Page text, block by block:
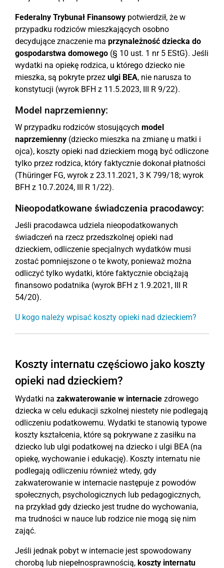
Federalny Trybunał Finansowy potwierdził, że w
przypadku rodziców mieszkających osobno
decydujące znaczenie ma przynależność dziecka do
gospodarstwa domowego (§ 10 ust. 1 nr 5 EStG). Jeśli
wydatki na opiekę rodzica, u którego dziecko nie
mieszka, są pokryte przez ulgi BEA, nie narusza to
konstytucji (wyrok BFH z 11.5.2023, III R 9/22).
Model naprzemienny:
W przypadku rodziców stosujących model
naprzemienny (dziecko mieszka na zmianę u matki i
ojca), koszty opieki nad dzieckiem mogą być odliczone
tylko przez rodzica, który faktycznie dokonał płatności
(Thüringer FG, wyrok z 23.11.2021, 3 K 799/18; wyrok
BFH z 10.7.2024, III R 1/22).
Nieopodatkowane świadczenia pracodawcy:
Jeśli pracodawca udziela nieopodatkowanych
świadczeń na rzecz przedszkolnej opieki nad
dzieckiem, odliczenie specjalnych wydatków musi
zostać pomniejszone o te kwoty, ponieważ można
odliczyć tylko wydatki, które faktycznie obciążają
finansowo podatnika (wyrok BFH z 1.9.2021, III R
54/20).
U kogo należy wpisać koszty opieki nad dzieckiem?
Koszty internatu częściowo jako koszty
opieki nad dzieckiem?
Wydatki na zakwaterowanie w internacie zdrowego
dziecka w celu edukacji szkolnej niestety nie podlegają
odliczeniu podatkowemu. Wydatki te stanowią typowe
koszty kształcenia, które są pokrywane z zasiłku na
dziecko lub ulgi podatkowej na dziecko i ulgi BEA (na
opiekę, wychowanie i edukację). Koszty internatu nie
podlegają odliczeniu również wtedy, gdy
zakwaterowanie w internacie następuje z powodów
społecznych, psychologicznych lub pedagogicznych,
na przykład gdy dziecko jest trudne do wychowania,
ma trudności w nauce lub rodzice nie mogą się nim
zająć.
Jeśli jednak pobyt w internacie jest spowodowany
chorobą lub niepełnosprawnością, koszty internatu